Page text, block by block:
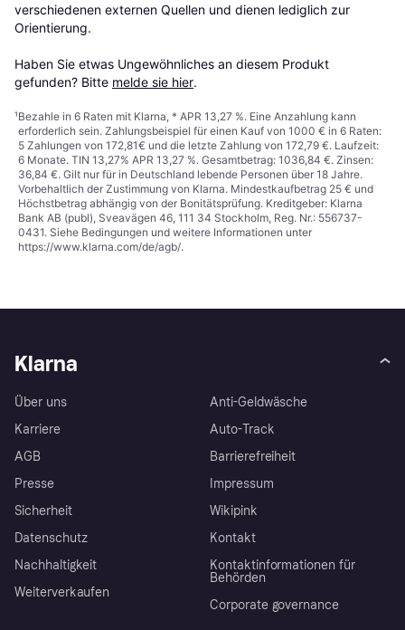
verschiedenen externen Quellen und dienen lediglich zur
Orientierung.
Haben Sie etwas Ungewöhnliches an diesem Produkt
gefunden? Bitte melde sie hier.
¹Bezahle in 6 Raten mit Klarna, * APR 13,27 %. Eine Anzahlung kann
erforderlich sein. Zahlungsbeispiel für einen Kauf von 1000 € in 6 Raten:
5 Zahlungen von 172,81€ und die letzte Zahlung von 172,79 €. Laufzeit:
6 Monate. TIN 13,27% APR 13,27 %. Gesamtbetrag: 1036,84 €. Zinsen:
36,84 €. Gilt nur für in Deutschland lebende Personen über 18 Jahre.
Vorbehaltlich der Zustimmung von Klarna. Mindestkaufbetrag 25 € und
Höchstbetrag abhängig von der Bonitätsprüfung. Kreditgeber: Klarna
Bank AB (publ), Sveavägen 46, 111 34 Stockholm, Reg. Nr.: 556737-
0431. Siehe Bedingungen und weitere Informationen unter
https://www.klarna.com/de/agb/.
Klarna
Über uns
Karriere
AGB
Presse
Sicherheit
Datenschutz
Nachhaltigkeit
Weiterverkaufen
Anti-Geldwäsche
Auto-Track
Barrierefreiheit
Impressum
Wikipink
Kontakt
Kontaktinformationen für
Behörden
Corporate governance